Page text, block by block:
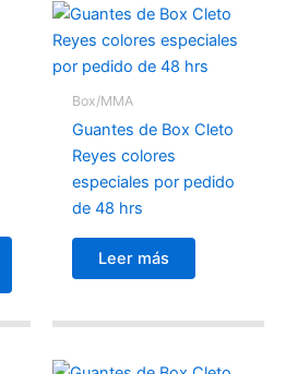
Box/MMA
Guantes de Box Cleto
Reyes colores
especiales por pedido
de 48 hrs
Leer más